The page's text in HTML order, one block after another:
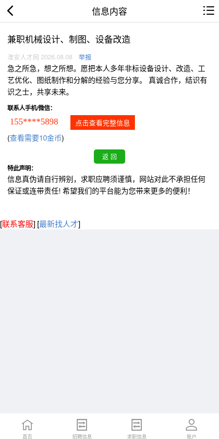
信息内容
兼职机械设计、制图、设备改造
淮安人才网 2026.08.08 举报
急之所急，想之所想。愿把本人多年非标设备设计、改造、工
艺优化、图纸制作和分解的经验与您分享。 真诚合作，结识有
识之士，共享未来。
联系人手机/微信：
155****5898 点击查看完整信息
(查看需要10金币)
特此声明：
信息真伪请自行辨别，求职应聘须谨慎，网站对此不承担任何
保证或连带责任! 希望我们的平台能为您带来更多的便利！
[联系客服] [最新找人才]
首页 招聘信息 求职信息 账户